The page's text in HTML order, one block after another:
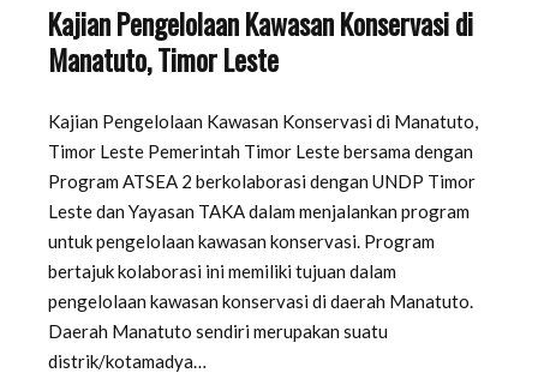
Kajian Pengelolaan Kawasan Konservasi di
Manatuto, Timor Leste
Kajian Pengelolaan Kawasan Konservasi di Manatuto,
Timor Leste Pemerintah Timor Leste bersama dengan
Program ATSEA 2 berkolaborasi dengan UNDP Timor
Leste dan Yayasan TAKA dalam menjalankan program
untuk pengelolaan kawasan konservasi. Program
bertajuk kolaborasi ini memiliki tujuan dalam
pengelolaan kawasan konservasi di daerah Manatuto.
Daerah Manatuto sendiri merupakan suatu
distrik/kotamadya…